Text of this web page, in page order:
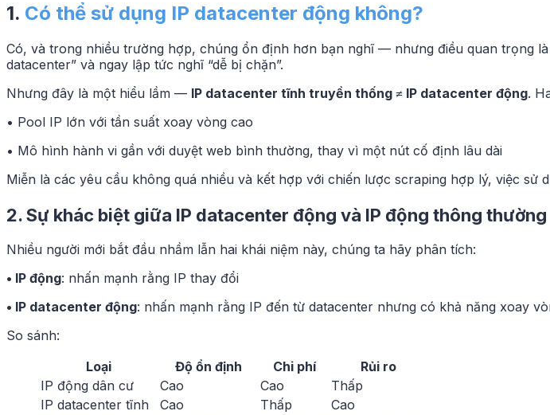
1. Có thể sử dụng IP datacenter động không?
Có, và trong nhiều trường hợp, chúng ổn định hơn bạn nghĩ — nhưng điều quan trọng
datacenter” và ngay lập tức nghĩ “dễ bị chặn”.
Nhưng đây là một hiểu lầm — IP datacenter tĩnh truyền thống ≠ IP datacenter động.
• Pool IP lớn với tần suất xoay vòng cao
• Mô hình hành vi gần với duyệt web bình thường, thay vì một nút cố định lâu dài
Miễn là các yêu cầu không quá nhiều và kết hợp với chiến lược scraping hợp lý, việc sử
2. Sự khác biệt giữa IP datacenter động và IP động thông thường
Nhiều người mới bắt đầu nhầm lẫn hai khái niệm này, chúng ta hãy phân tích:
• IP động: nhấn mạnh rằng IP thay đổi
• IP datacenter động: nhấn mạnh rằng IP đến từ datacenter nhưng có khả năng xoay
So sánh:
Loại
Độ ổn định Chi phí
Rủi ro
IP động dân cư
Cao Cao
Thấp
IP datacenter tĩnh
Cao Thấp
Cao